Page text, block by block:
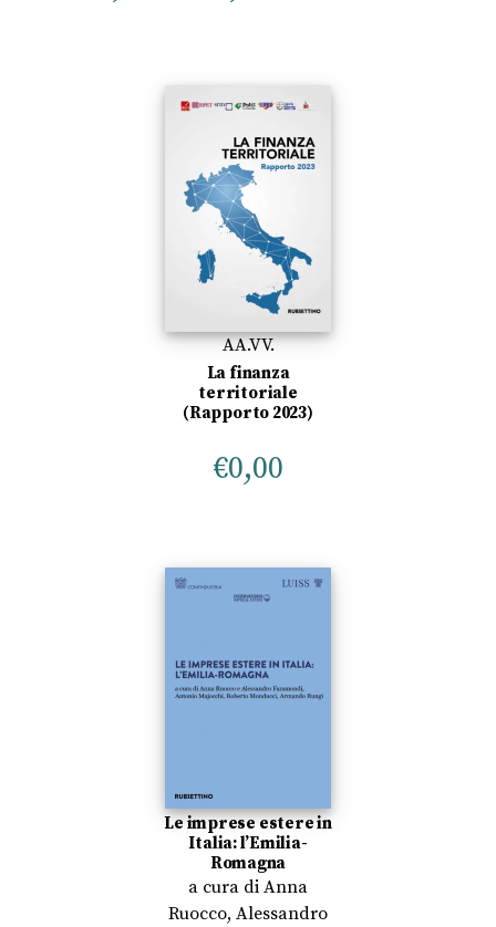
AA.VV.
La finanza
territoriale
(Rapporto 2023)
€0,00
Le imprese estere in
Italia: l’Emilia-
Romagna
a cura di Anna
Ruocco, Alessandro